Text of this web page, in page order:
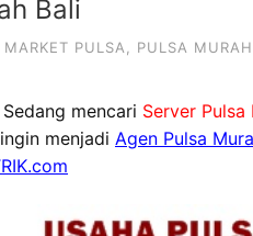
Bali
MARKET PULSA PULSA MURAH
Sedang mencari Server Pulsa
menjadi Agen Pulsa